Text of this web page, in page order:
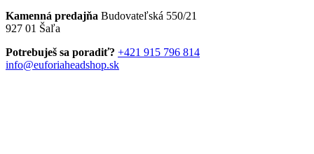
Kamenná predajňa Budovateľská 550/21
927 01 Šaľa
Potrebuješ sa poradiť? +421 915 796 814
info@euforiaheadshop.sk